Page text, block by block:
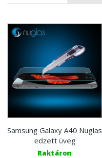
Samsung Galaxy A40 Nuglas
edzett üveg
Raktáron